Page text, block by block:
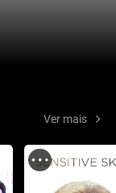
Ver mais